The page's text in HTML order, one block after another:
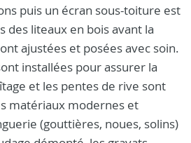
puis un écran sous-toiture est
des liteaux en bois avant la
ajustées et posées avec soin.
installées pour assurer la
et les pentes de rive sont
matériaux modernes et
(gouttières, noues, solins)